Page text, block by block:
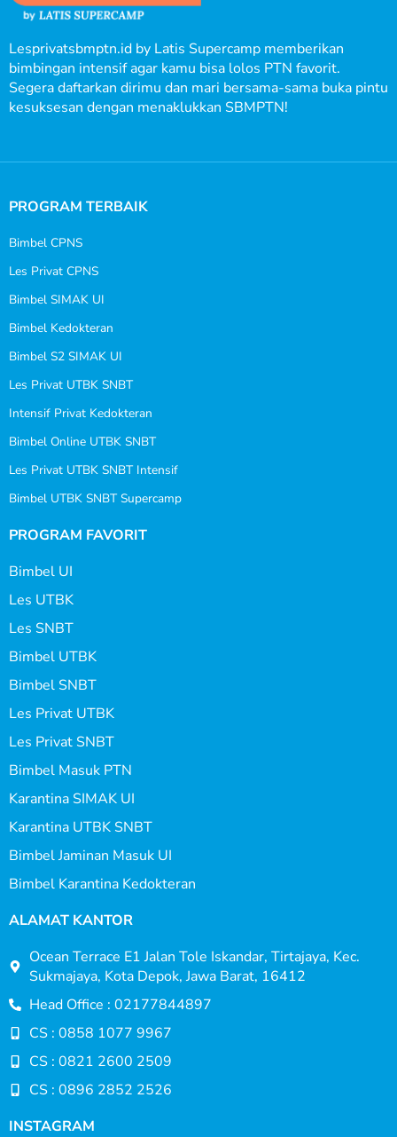
Lesprivatsbmptn.id by Latis Supercamp memberikan
bimbingan intensif agar kamu bisa lolos PTN favorit.
Segera daftarkan dirimu dan mari bersama-sama buka pintu
kesuksesan dengan menaklukkan SBMPTN!
PROGRAM TERBAIK
Bimbel CPNS
Les Privat CPNS
Bimbel SIMAK UI
Bimbel Kedokteran
Bimbel S2 SIMAK UI
Les Privat UTBK SNBT
Intensif Privat Kedokteran
Bimbel Online UTBK SNBT
Les Privat UTBK SNBT Intensif
Bimbel UTBK SNBT Supercamp
PROGRAM FAVORIT
Bimbel UI
Les UTBK
Les SNBT
Bimbel UTBK
Bimbel SNBT
Les Privat UTBK
Les Privat SNBT
Bimbel Masuk PTN
Karantina SIMAK UI
Karantina UTBK SNBT
Bimbel Jaminan Masuk UI
Bimbel Karantina Kedokteran
ALAMAT KANTOR
Ocean Terrace E1 Jalan Tole Iskandar, Tirtajaya, Kec.
Sukmajaya, Kota Depok, Jawa Barat, 16412
Head Office : 02177844897
CS : 0858 1077 9967
CS : 0821 2600 2509
CS : 0896 2852 2526
INSTAGRAM